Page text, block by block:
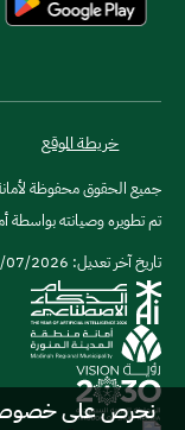
خريطة الموقع
جميع الحقوق محفوظة لأمانة
تم تطويره وصيانته بواسطة
تاريخ آخر تعديل: 15/07/2026
نحرص على